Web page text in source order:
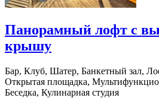
Панорамный лофт с
крышу
Бар, Клуб, Шатер, Банкетный зал,
Открытая площадка,
Беседка, Кулинарная студия